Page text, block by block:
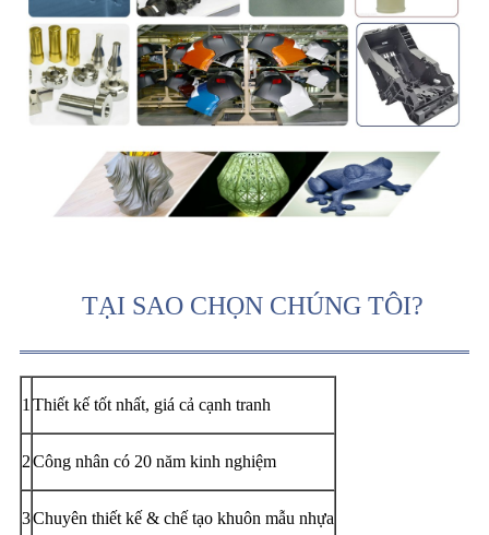
TẠI SAO CHỌN CHÚNG TÔI?
1 Thiết kế tốt nhất, giá cả cạnh tranh
2Công nhân có 20 năm kinh nghiệm
3Chuyên thiết kế & chế tạo khuôn mẫu nhựa